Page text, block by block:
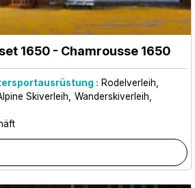
1650 - Chamrousse 1650
: Rodelverleih
Skiverleih
Wanderskiverleih